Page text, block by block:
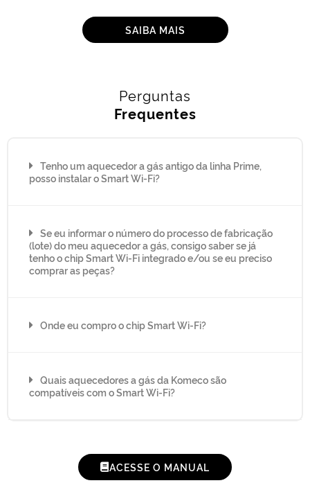
SAIBA MAIS
Perguntas
Frequentes
Tenho um aquecedor a gás antigo da linha Prime,
posso instalar o Smart Wi-Fi?
Se eu informar o número do processo de fabricação
(lote) do meu aquecedor a gás, consigo saber se já
tenho o chip Smart Wi-Fi integrado e/ou se eu preciso
comprar as peças?
Onde eu compro o chip Smart Wi-Fi?
Quais aquecedores a gás da Komeco são
compatíveis com o Smart Wi-Fi?
ACESSE O MANUAL